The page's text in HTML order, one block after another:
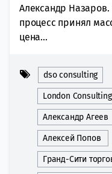
Александр Назаров.
процесс принял
цена...
dso consulting
London
Александр Агеев
Алексей Попов
Гранд-Сити